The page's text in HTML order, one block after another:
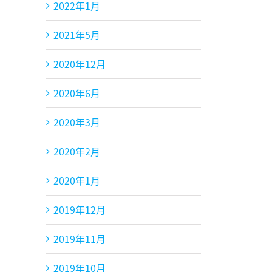
2022年1月
2021年5月
2020年12月
2020年6月
2020年3月
2020年2月
2020年1月
2019年12月
2019年11月
2019年10月